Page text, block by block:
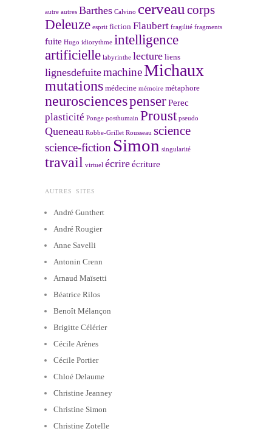
autre autres Barthes Calvino cerveau corps
Deleuze esprit fiction Flaubert fragilité fragments
fuite Hugo idiorythme intelligence
artificielle labyrinthe lecture liens
lignesdefuitemachineMichaux
mutations médecine mémoire métaphore
neurosciencespenserPerec
plasticité Ponge posthumain Proust pseudo
Queneau Robbe-Grillet Rousseau science
science-fiction Simon singularité
travail virtuel écrireécriture
AUTRES SITES
André Gunthert
André Rougier
Anne Savelli
Antonin Crenn
Arnaud Maïsetti
Béatrice Rilos
Benoît Mélançon
Brigitte Célérier
Cécile Arènes
Cécile Portier
Chloé Delaume
Christine Jeanney
Christine Simon
Christine Zotelle